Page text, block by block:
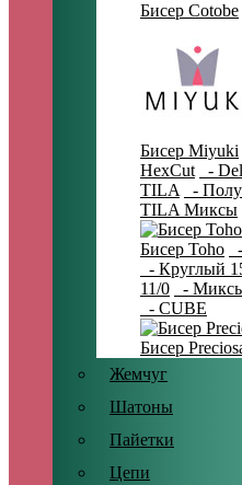
Бисер Cotobe
Бисер Miyuki
HexCut
-
TILA
-
TILA Миксы
Бисер Toho
- Круглый
11/0
-
- CUBE
Бисер
Жемчуг
Шатоны
Пайетки
Цепи